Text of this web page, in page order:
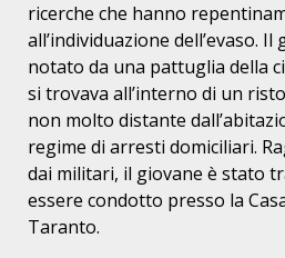
ricerche che hanno
all’individuazione dell’evaso.
notato da una pattuglia della
si trovava all’interno di un
non molto distante
regime di arresti domiciliari.
dai militari, il giovane è stato
essere condotto presso la
Taranto.